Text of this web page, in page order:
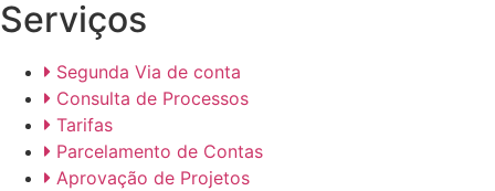
Serviços
Segunda Via de conta
Consulta de Processos
Tarifas
Parcelamento de Contas
Aprovação de Projetos